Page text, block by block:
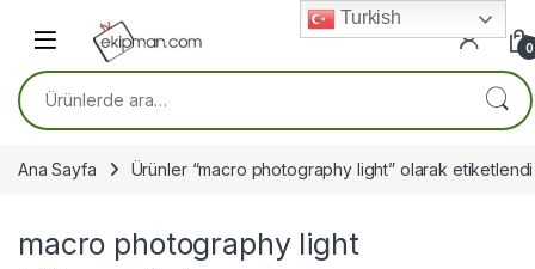
0
Ara:
Ana Sayfa Ürünler “macro photography light” olarak etiketlendi
macro photography light
Turkish